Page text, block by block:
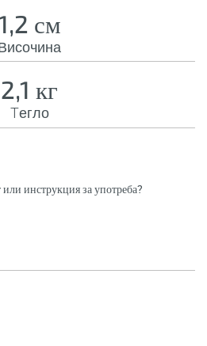
см
2,1 кг
Tегло
или инструкция за употреба?